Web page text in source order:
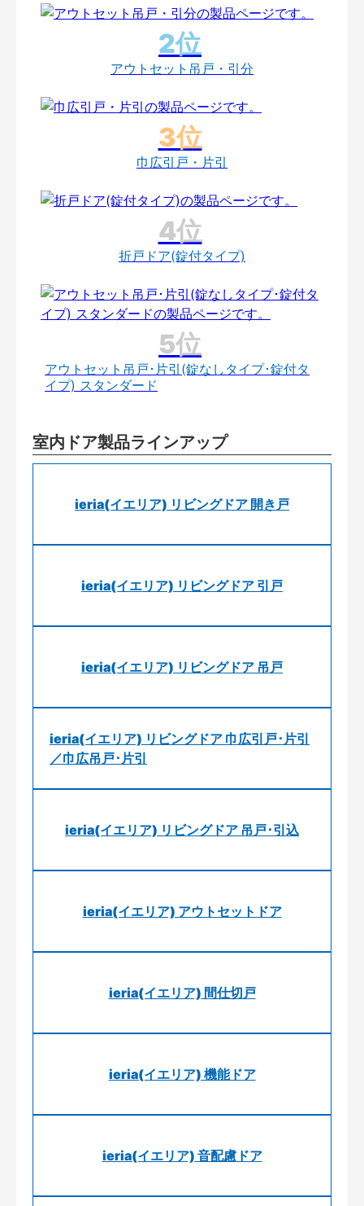
アウトセット吊戸・引分
巾広引戸・片引
折戸ドア(錠付タイプ)
アウトセット吊戸･片引(錠なしタイプ･錠付タ
イプ) スタンダード
室内ドア製品ラインアップ
ieria(イエリア) リビングドア 開き戸
ieria(イエリア) リビングドア 引戸
ieria(イエリア) リビングドア 吊戸
ieria(イエリア) リビングドア 巾広引戸･片引
／巾広吊戸･片引
ieria(イエリア) リビングドア 吊戸･引込
ieria(イエリア) アウトセットドア
ieria(イエリア) 間仕切戸
ieria(イエリア) 機能ドア
ieria(イエリア) 音配慮ドア